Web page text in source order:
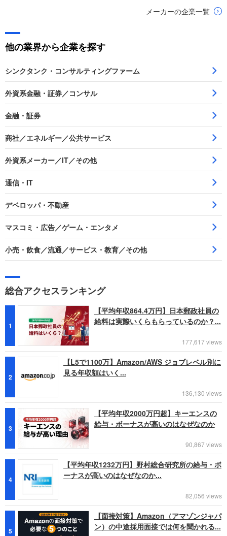
メーカーの企業一覧
他の業界から企業を探す
シンクタンク・コンサルティングファーム
外資系金融・証券／コンサル
金融・証券
商社／エネルギー／公共サービス
外資系メーカー／IT／その他
通信・IT
デベロッパ・不動産
マスコミ・広告／ゲーム・エンタメ
小売・飲食／流通／サービス・教育／その他
総合アクセスランキング
1
【平均年収864.4万円】日本郵政社員の
給料は実際いくらもらっているのか？...
177,617 views
2
【L5で1100万】Amazon/AWS ジョブレベル別に
見る年収額はいく...
136,130 views
3
【平均年収2000万円超】キーエンスの
給与・ボーナスが高いのはなぜなのか
90,867 views
4
【平均年収1232万円】野村総合研究所の給与・ボ
ーナスが高いのはなぜなのか...
82,056 views
5
【面接対策】Amazon（アマゾンジャパ
ン）の中途採用面接では何を聞かれる...